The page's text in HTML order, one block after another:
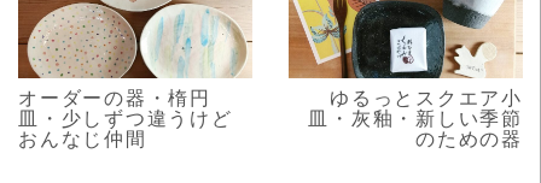
READ MORE
オーダーの器・楕円
皿・少しずつ違うけど
おんなじ仲間
READ MORE
ゆるっとスクエア小
皿・灰釉・新しい季節
のための器